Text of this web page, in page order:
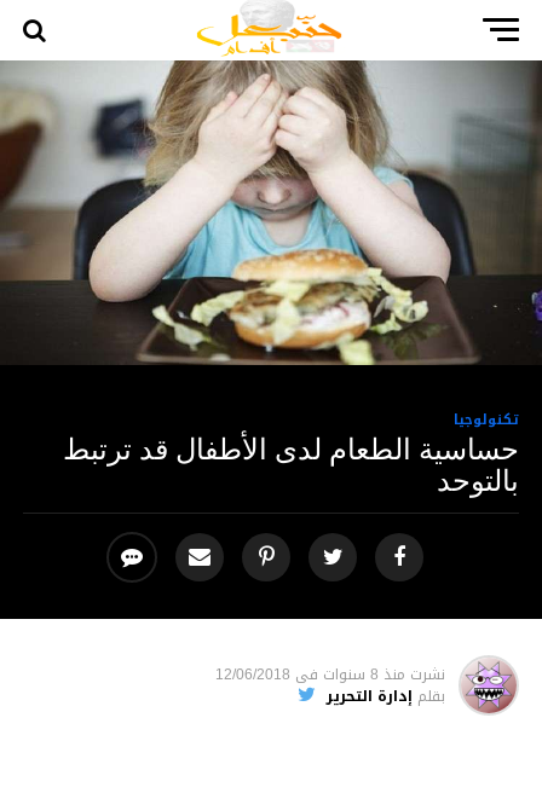
تكنولوجيا
حساسية الطعام لدى الأطفال قد ترتبط
بالتوحد
نشرت منذ 8 سنوات فى 12/06/2018
بقلم إدارة التحرير